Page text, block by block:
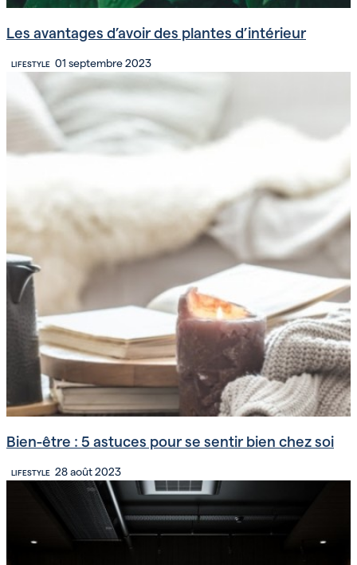
Les avantages d’avoir des plantes d’intérieur
LIFESTYLE 01 septembre 2023
Bien-être : 5 astuces pour se sentir bien chez soi
LIFESTYLE 28 août 2023